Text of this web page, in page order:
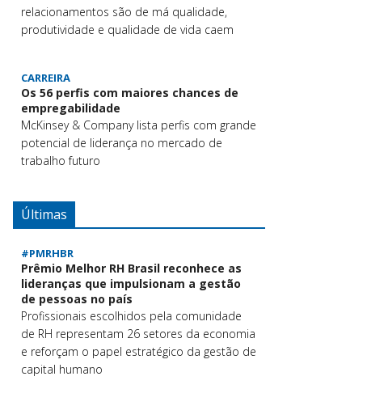
relacionamentos são de má qualidade,
produtividade e qualidade de vida caem
CARREIRA
Os 56 perfis com maiores chances de
empregabilidade
McKinsey & Company lista perfis com grande
potencial de liderança no mercado de
trabalho futuro
Últimas
#PMRHBR
Prêmio Melhor RH Brasil reconhece as
lideranças que impulsionam a gestão
de pessoas no país
Profissionais escolhidos pela comunidade
de RH representam 26 setores da economia
e reforçam o papel estratégico da gestão de
capital humano